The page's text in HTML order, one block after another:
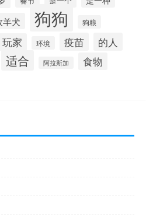
羊犬 狗狗 狗粮
玩家 环境 疫苗 的人
适合 阿拉斯加 食物